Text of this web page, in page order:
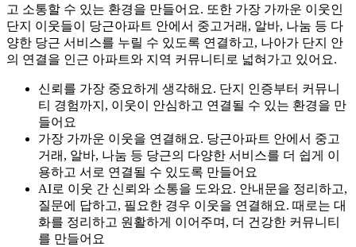
고 소통할 수 있는 환경을 만들어요. 또한 가장 가까운 이웃인
단지 이웃들이 당근아파트 안에서 중고거래, 알바, 나눔 등 다
양한 당근 서비스를 누릴 수 있도록 연결하고, 나아가 단지 안
의 연결을 인근 아파트와 지역 커뮤니티로 넓혀가고 있어요.
신뢰를 가장 중요하게 생각해요. 단지 인증부터 커뮤니
티 경험까지, 이웃이 안심하고 연결될 수 있는 환경을 만
들어요
가장 가까운 이웃을 연결해요. 당근아파트 안에서 중고
거래, 알바, 나눔 등 당근의 다양한 서비스를 더 쉽게 이
용하고 서로 연결될 수 있도록 만들어요
AI로 이웃 간 신뢰와 소통을 도와요. 안내문을 정리하고,
질문에 답하고, 필요한 경우 이웃을 연결해요. 때로는 대
화를 정리하고 원활하게 이어주며, 더 건강한 커뮤니티
를 만들어요